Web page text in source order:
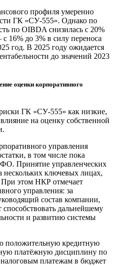
профиля умеренно
ГК «СУ-555». Однако по
по OIBDA снизилась с 20%
16% до 3% в силу переноса
год. В 2025 году ожидается
до значений 2023
оценки корпоративного
ГК «СУ-555» как низкие,
на оценку собственной
управления
в том числе пока
Принятие управленческих
ключевых лицах,
При этом НКР отмечает
управления: за
состав компании,
дальнейшему
и развитию системы
положительную кредитную
платёжную дисциплину по
платежам в бюджет